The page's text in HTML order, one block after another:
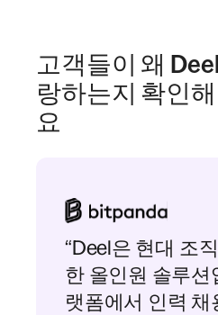
고객들이 왜
랑하는지 확인
요
“Deel은 현대 조
한 올인원 솔루션
랫폼에서 인력 채